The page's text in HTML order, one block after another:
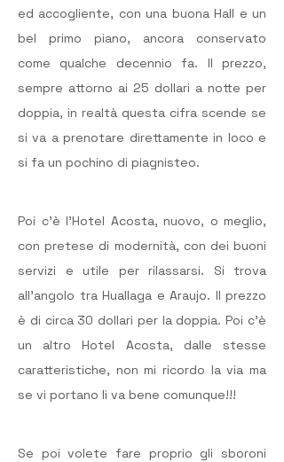
ed accogliente, con una buona Hall e un
bel primo piano, ancora conservato
come qualche decennio fa. Il prezzo,
sempre attorno ai 25 dollari a notte per
doppia, in realtà questa cifra scende se
si va a prenotare direttamente in loco e
si fa un pochino di piagnisteo.
Poi c’è l’Hotel Acosta, nuovo, o meglio,
con pretese di modernità, con dei buoni
servizi e utile per rilassarsi. Si trova
all’angolo tra Huallaga e Araujo. Il prezzo
è di circa 30 dollari per la doppia. Poi c’è
un altro Hotel Acosta, dalle stesse
caratteristiche, non mi ricordo la via ma
se vi portano li va bene comunque!!!
Se poi volete fare proprio gli sboroni